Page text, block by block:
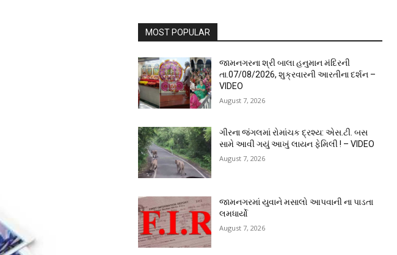
MOST POPULAR
જામનગરના શ્રી બાલા હનુમાન મંદિરની
તા.07/08/2026, શુક્રવારની આરતીના દર્શન –
VIDEO
August 7, 2026
ગીરના જંગલમાં રોમાંચક દ્રશ્ય: એસ.ટી. બસ
સામે આવી ગયું આખું લાયન ફેમિલી ! – VIDEO
August 7, 2026
જામનગરમાં યુવાને મસાલો આપવાની ના પાડતા
લમધાર્યો
August 7, 2026